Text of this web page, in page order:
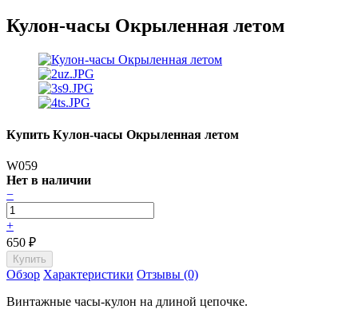
Кулон-часы Окрыленная летом
Купить Кулон-часы Окрыленная летом
W059
Нет в наличии
−
+
650 ₽
Обзор Характеристики Отзывы (0)
Винтажные часы-кулон на длиной цепочке.